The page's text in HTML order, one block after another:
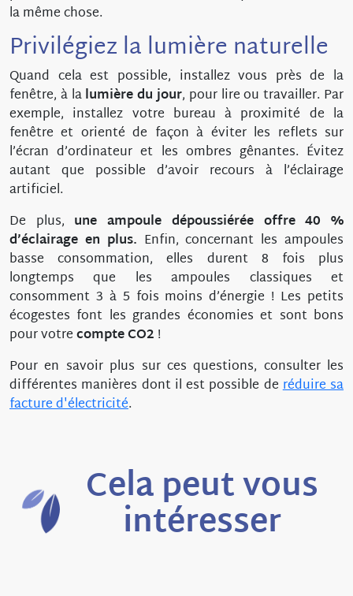
la même chose.
Privilégiez la lumière naturelle
Quand cela est possible, installez vous près de la
fenêtre, à lalumière du jour, pour lire ou travailler. Par
exemple, installez votre bureau à proximité de la
fenêtre et orienté de façon à éviter les reflets sur
l’écran d’ordinateur et les ombres gênantes. Évitez
autant que possible d’avoir recours à l’éclairage
artificiel.
De plus, une ampoule dépoussiérée offre 40 %
d’éclairage en plus. Enfin, concernant les ampoules
basse consommation, elles durent 8 fois plus
longtemps que les ampoules classiques et
consomment 3 à 5 fois moins d’énergie ! Les petits
écogestes font les grandes économies et sont bons
pour votrecompte CO2 !
Pour en savoir plus sur ces questions, consulter les
différentes manières dont il est possible deréduire sa
facture d'électricité.
Cela peut vous
intéresser